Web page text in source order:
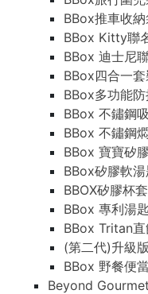
BBox推車收納
BBox Kitty聯
BBox 迪士尼
BBox四合一套
BBox多功能
BBox 不鏽鋼
BBox 不鏽鋼
BBox 寶寶矽
BBox矽膠軟
BBOX矽膠杯
BBox 專利湯
BBox Tritan
(第二代)升級
BBox 野餐便
Beyond